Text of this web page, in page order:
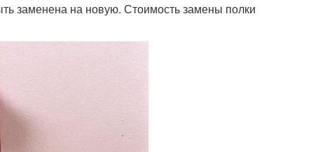
заменена на новую. Стоимость замены полки